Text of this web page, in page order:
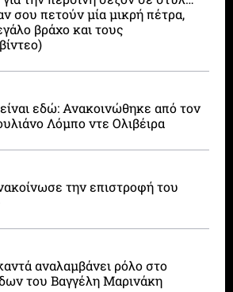
σου πετούν μία μικρή πέτρα,
βράχο και τους
εδώ: Ανακοινώθηκε από τον
Λόμπο ντε Ολιβέιρα
την επιστροφή του
αναλαμβάνει ρόλο στο
του Βαγγέλη Μαρινάκη